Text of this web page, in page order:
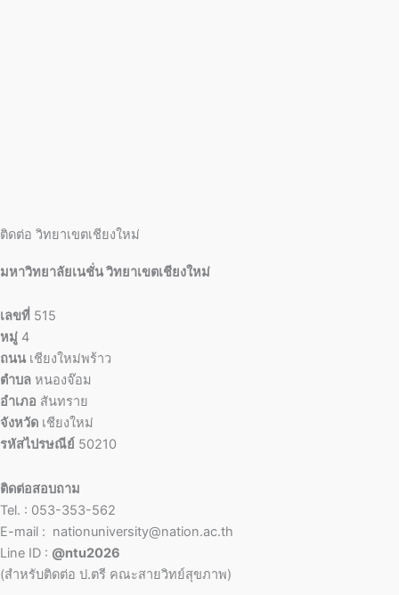
ติดต่อ วิทยาเขตเชียงใหม่
มหาวิทยาลัยเนชั่น วิทยาเขตเชียงใหม่
เลขที่ 515
หมู่ 4
ถนน เชียงใหม่พร้าว
ตำบล หนองจ๊อม
อำเภอ สันทราย
จังหวัด เชียงใหม่
รหัสไปรษณีย์ 50210
ติดต่อสอบถาม
Tel. : 053-353-562
E-mail : nationuniversity@nation.ac.th
Line ID : @ntu2026
(สำหรับติดต่อ ป.ตรี คณะสายวิทย์สุขภาพ)